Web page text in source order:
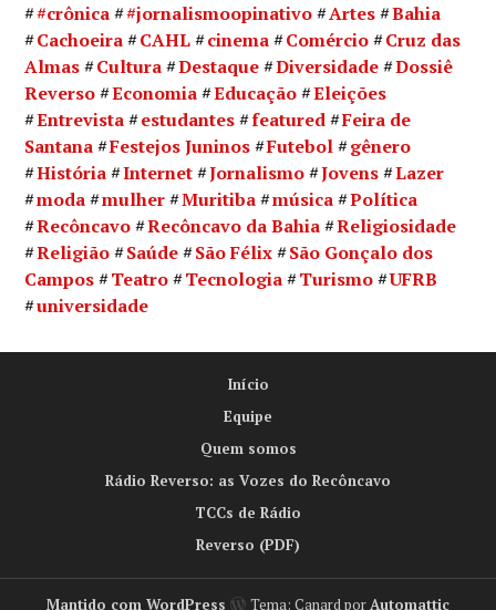
#crônica #jornalismoopinativo Artes
Bahia
Cachoeira
CAHL cinema Comércio
Cruz das
Almas
Cultura Destaque Diversidade
Dossiê
Reverso
Economia Educação
Eleições
Entrevista
estudantes featured
Feira de
Santana
Festejos Juninos Futebol
gênero
História
Internet Jornalismo Jovens
Lazer
moda
mulher Muritiba música
Política
Recôncavo
Recôncavo da Bahia
Religiosidade
Religião
Saúde São Félix
São Gonçalo dos
Campos
Teatro Tecnologia Turismo
UFRB
universidade
Início
Equipe
Quem somos
Rádio Reverso: as Vozes do Recôncavo
TCCs de Rádio
Reverso (PDF)
Mantido com WordPress Tema: Canard por Automattic